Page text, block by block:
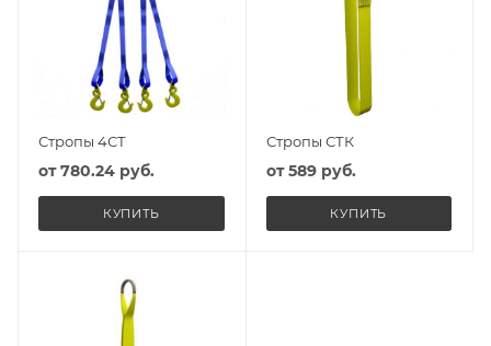
Стропы 4СТ
от780.24 руб.
КУПИТЬ
Стропы СТК
от589 руб.
КУПИТЬ